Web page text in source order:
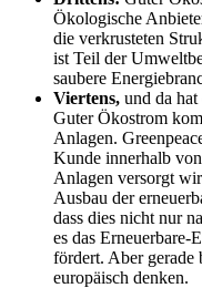
Ökologische
die verkrusteten
ist Teil der
saubere
Viertens, und da
Guter Ökostrom
Anlagen.
Kunde innerhalb
Anlagen versorgt
Ausbau der
dass dies nicht nur
es das Erneuerbare-
fördert. Aber gerade
europäisch denken.